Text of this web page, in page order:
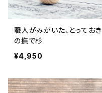
職人がみがいた、とっておき
の撫で杉
¥4,950